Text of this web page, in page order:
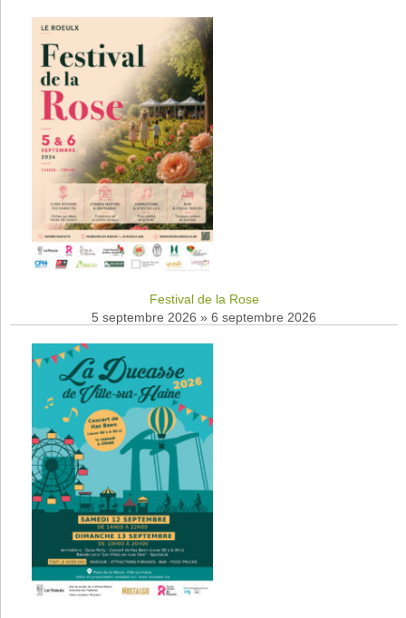
Festival de la Rose
5 septembre 2026 » 6 septembre 2026